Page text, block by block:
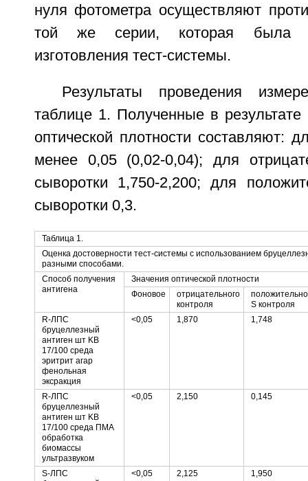
нуля фотометра осуществляют
той же серии, которая была
изготовления тест-системы.
Результаты проведения
таблице 1. Полученные в результате
оптической плотности составляют:
менее 0,05 (0,02-0,04); для
сыворотки 1,750-2,200; для
сыворотки 0,3.
Таблица 1.
Оценка достоверности тест-системы с использованием
разными способами.
Способ получения
антигена
Значения оптической плотности
Фоновое
отрицательного
контроля
S контроля
R-ЛПС
бруцеллезный
антиген шт KB
17/100 среда
эритрит агар
фенольная
эксракция
<0,05 1,870 1,748
R-ЛПС
бруцеллезный
антиген шт KB
17/100 среда ПМА
обработка
биомассы
ультразвуком
<0,05 2,150 0,145
S-ЛПС
<0,05 2,125 1,950